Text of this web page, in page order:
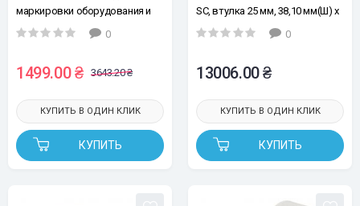
маркировки оборудования и
общей маркировки,
Для принтеров BRADY BMP71
BMP61 M611 TLS 2200 (снято с
производства, аналогичные
свойства – M6-30-483)
0
1499.00 ₴ 3643.20 ₴
КУПИТЬ
КУПИТЬ В ОДИН КЛИК
SC, втулка 25 мм, 38,10 мм(Ш) x
19,05 мм(В), белые, для
рул.1500 эт., для принтеров
BBP11, BBP12, THT 25 мм
0
13006.00 ₴
КУПИТЬ
КУПИТЬ В ОДИН КЛИК